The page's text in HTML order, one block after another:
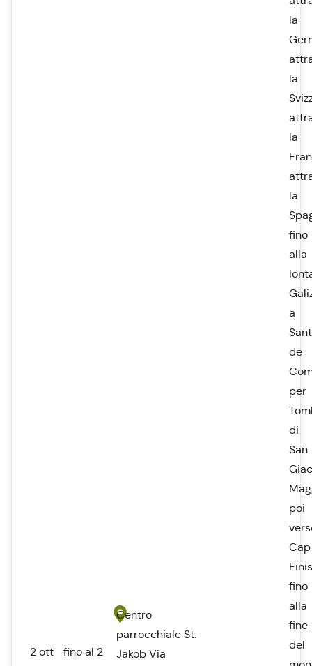
2 ott
fino al 2
Centro
parrocchiale St.
Jakob Via
la
la
la
la
fino
alla
a
de
per
di
San
poi
Cap
fino
alla
fine
del